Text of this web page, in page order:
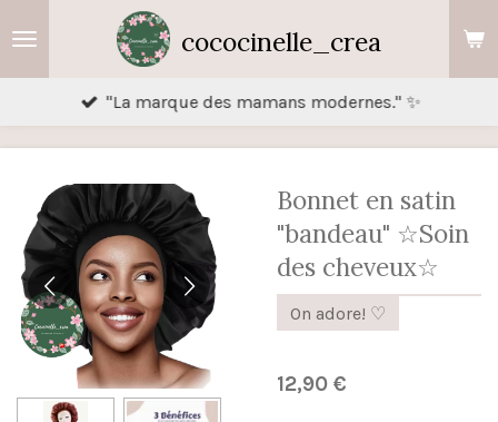
cococinelle_crea
"La marque des mamans modernes." ✨
Bonnet en satin
"bandeau" ☆Soin
des cheveux☆
On adore! ♡
12,90 €